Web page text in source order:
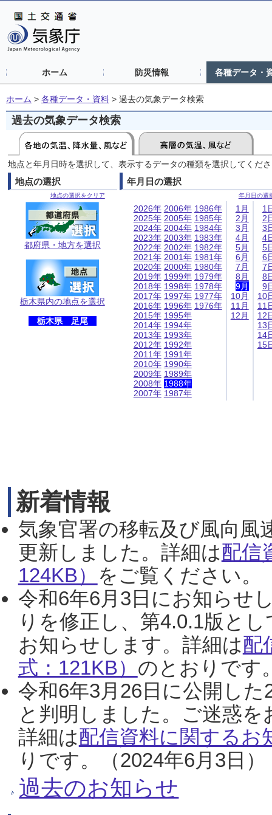
ホーム 防災情報 各種データ・
ホーム > 各種データ・資料 > 過去の気象データ検索
過去の気象データ検索
地点と年月日時を選択して、表示するデータの種類を選択してくだ
地点の選択
地点の選択をクリア
都府県・地方を選択
栃木県内の地点を選択
栃木県 足尾
年月日の選択
年月日の選
2026年
2025年
2024年
2023年
2022年
2021年
2020年
2019年
2018年
2017年
2016年
2015年
2014年
2013年
2012年
2011年
2010年
2009年
2008年
2007年
2006年
2005年
2004年
2003年
2002年
2001年
2000年
1999年
1998年
1997年
1996年
1995年
1994年
1993年
1992年
1991年
1990年
1989年
1988年
1987年
1986年
1985年
1984年
1983年
1982年
1981年
1980年
1979年
1978年
1977年
1976年
1月
2月
3月
4月
5月
6月
7月
8月
9月
10月
11月
12月
1
2
3
4
5
6
7
8
9
10
11
12
13
14
15
新着情報
気象官署の移転及び風向風
更新しました。詳細は配信
124KB） をご覧ください。
令和6年6月3日にお知らせ
りを修正し、第4.0.1版と
お知らせします。詳細は配
式：121KB） のとおりです
令和6年3月26日に公開し
と判明しました。ご迷惑
詳細は配信資料に関するお
りです。（2024年6月3日）
過去のお知らせ